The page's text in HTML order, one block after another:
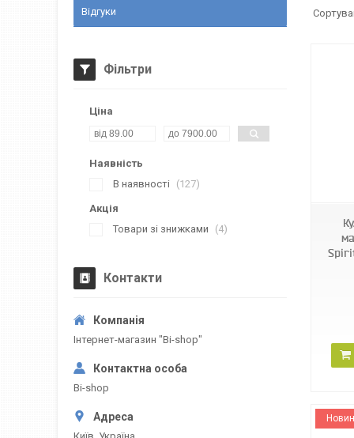
Відгуки
Фільтри
Ціна
Наявність
В наявності
127
Акція
Товари зі знижками
4
Контакти
Інтернет-магазин "Bi-shop"
Bi-shop